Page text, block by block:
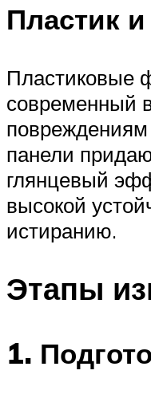
Пластик
Пластиковые
современный
панели
глянцевый
высокой
истиранию.
Этапы
1.